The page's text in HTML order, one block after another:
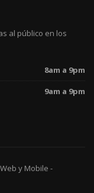
al público en los
8am a 9pm
9am a 9pm
y Mobile -